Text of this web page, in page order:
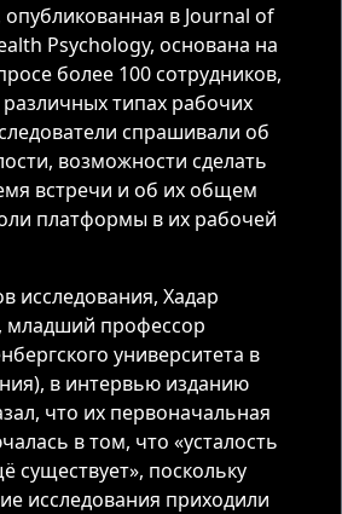
в Journal of
Psychology, основана на
более 100 сотрудников,
типах рабочих
спрашивали об
возможности сделать
встречи и об их общем
платформы в их рабочей
исследования, Хадар
профессор
университета в
в интервью изданию
что их первоначальная
в том, что «усталость
существует», поскольку
исследования приходили